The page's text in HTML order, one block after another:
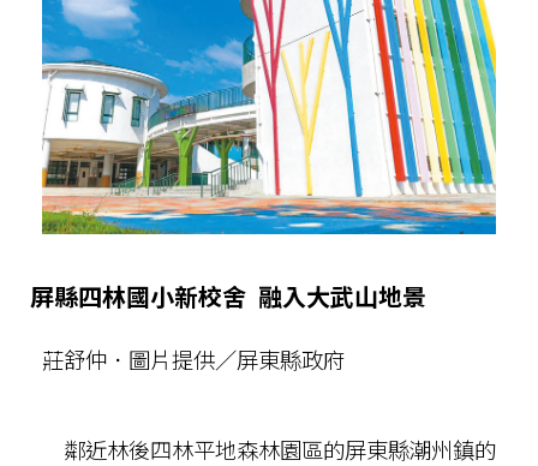
屏縣四林國小新校舍 融入大武山地景
莊舒仲．圖片提供／屏東縣政府
鄰近林後四林平地森林園區的屏東縣潮州鎮的